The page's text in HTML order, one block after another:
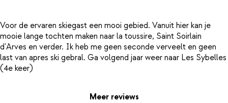
Voor de ervaren skiegast een mooi gebied. Vanuit hier kan je
mooie lange tochten maken naar la toussire, Saint Soirlain
d'Arves en verder. Ik heb me geen seconde verveelt en geen
last van apres ski gebral. Ga volgend jaar weer naar Les Sybelles
Meer reviews